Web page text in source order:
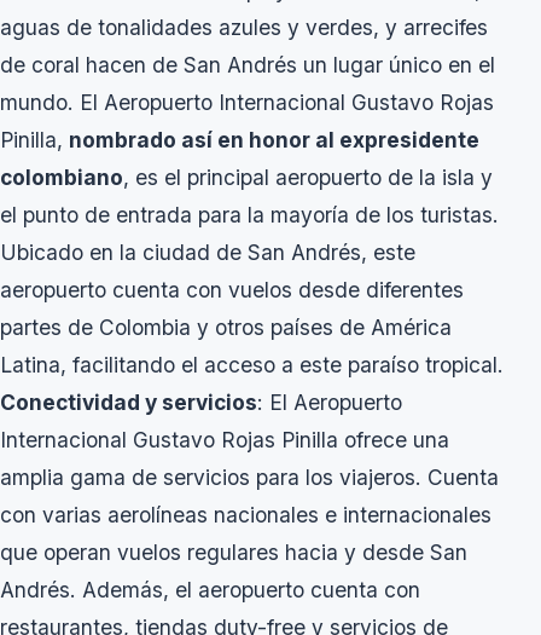
aguas de tonalidades azules y verdes, y arrecifes
de coral hacen de San Andrés un lugar único en el
mundo. El Aeropuerto Internacional Gustavo Rojas
Pinilla, nombrado así en honor al expresidente
colombiano, es el principal aeropuerto de la isla y
el punto de entrada para la mayoría de los turistas.
Ubicado en la ciudad de San Andrés, este
aeropuerto cuenta con vuelos desde diferentes
partes de Colombia y otros países de América
Latina, facilitando el acceso a este paraíso tropical.
Conectividad y servicios: El Aeropuerto
Internacional Gustavo Rojas Pinilla ofrece una
amplia gama de servicios para los viajeros. Cuenta
con varias aerolíneas nacionales e internacionales
que operan vuelos regulares hacia y desde San
Andrés. Además, el aeropuerto cuenta con
restaurantes, tiendas duty-free y servicios de